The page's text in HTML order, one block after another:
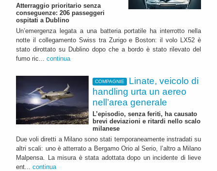
Atterraggio prioritario senza
conseguenze: 206 passeggeri
ospitati a Dublino
Un’emergenza legata a una batteria portatile ha interrotto nella
notte il collegamento Swiss tra Zurigo e Boston: il volo LX52 è
stato dirottato su Dublino dopo che a bordo è stato rilevato del
fumo ric... continua
COMPAGNIE
Linate, veicolo di
handling urta un aereo
nell’area generale
L’episodio, senza feriti, ha causato
brevi deviazioni e ritardi nello scalo
milanese
Due voli diretti a Milano sono stati temporaneamente instradati su
altri scali: uno è atterrato a Bergamo Orio al Serio, l’altro a Milano
Malpensa. La misura è stata adottata dopo un incidente di lieve
ent... continua